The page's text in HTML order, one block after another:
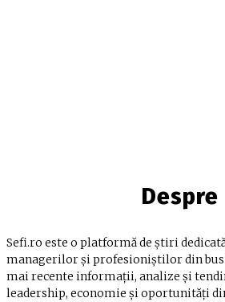
Despre
Sefi.ro este o platformă de știri
managerilor și profesioniștilor din
mai recente informații, analize și
leadership, economie și oportunități